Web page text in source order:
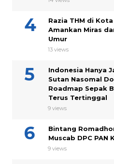
Razia THM di
Amankan Miras
Umur
13 views
Indonesia Hanya
Sutan Nasomal
Roadmap Sepak
Terus Tertinggal
9 views
Bintang
Muscab DPC PAN
9 views